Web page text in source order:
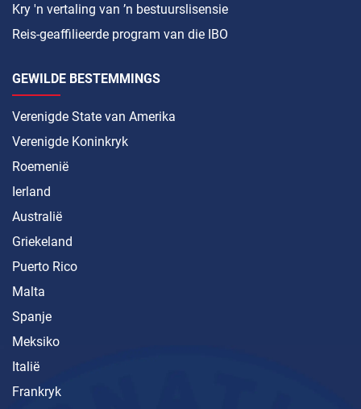
Kry 'n vertaling van ’n bestuurslisensie
Reis-geaffilieerde program van die IBO
GEWILDE BESTEMMINGS
Verenigde State van Amerika
Verenigde Koninkryk
Roemenië
Ierland
Australië
Griekeland
Puerto Rico
Malta
Spanje
Meksiko
Italië
Frankryk